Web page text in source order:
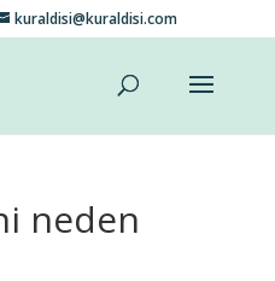
kuraldisi@kuraldisi.com
neden